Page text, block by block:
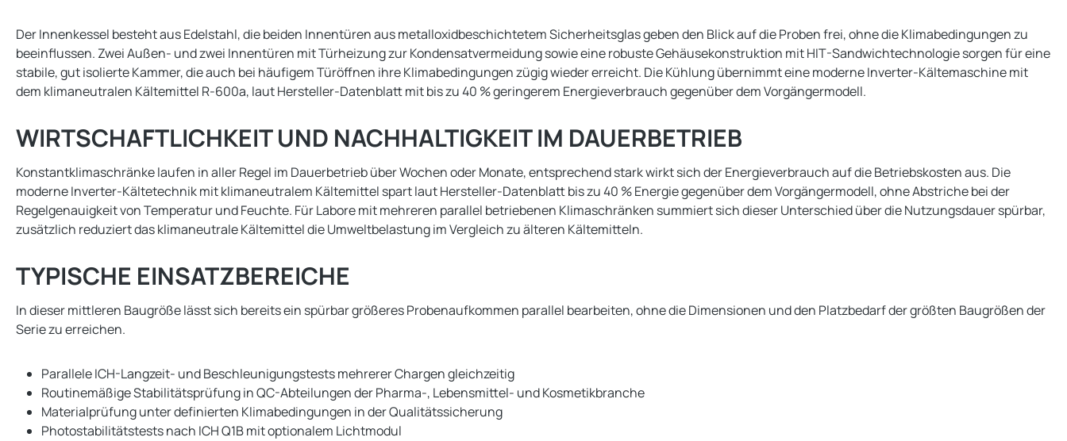
Der Innenkessel besteht aus Edelstahl, die beiden Innentüren aus metalloxidbeschichtetem Sicherheitsglas geben den Blick auf die Proben frei, ohne die Klimabedingungen zu
beeinflussen. Zwei Außen- und zwei Innentüren mit Türheizung zur Kondensatvermeidung sowie eine robuste Gehäusekonstruktion mit HIT-Sandwichtechnologie sorgen für eine
stabile, gut isolierte Kammer, die auch bei häufigem Türöffnen ihre Klimabedingungen zügig wieder erreicht. Die Kühlung übernimmt eine moderne Inverter-Kältemaschine mit
dem klimaneutralen Kältemittel R-600a, laut Hersteller-Datenblatt mit bis zu 40 % geringerem Energieverbrauch gegenüber dem Vorgängermodell.
WIRTSCHAFTLICHKEIT UND NACHHALTIGKEIT IM DAUERBETRIEB
Konstantklimaschränke laufen in aller Regel im Dauerbetrieb über Wochen oder Monate, entsprechend stark wirkt sich der Energieverbrauch auf die Betriebskosten aus. Die
moderne Inverter-Kältetechnik mit klimaneutralem Kältemittel spart laut Hersteller-Datenblatt bis zu 40 % Energie gegenüber dem Vorgängermodell, ohne Abstriche bei der
Regelgenauigkeit von Temperatur und Feuchte. Für Labore mit mehreren parallel betriebenen Klimaschränken summiert sich dieser Unterschied über die Nutzungsdauer spürbar,
zusätzlich reduziert das klimaneutrale Kältemittel die Umweltbelastung im Vergleich zu älteren Kältemitteln.
TYPISCHE EINSATZBEREICHE
In dieser mittleren Baugröße lässt sich bereits ein spürbar größeres Probenaufkommen parallel bearbeiten, ohne die Dimensionen und den Platzbedarf der größten Baugrößen der
Serie zu erreichen.
Parallele ICH-Langzeit- und Beschleunigungstests mehrerer Chargen gleichzeitig
Routinemäßige Stabilitätsprüfung in QC-Abteilungen der Pharma-, Lebensmittel- und Kosmetikbranche
Materialprüfung unter definierten Klimabedingungen in der Qualitätssicherung
Photostabilitätstests nach ICH Q1B mit optionalem Lichtmodul